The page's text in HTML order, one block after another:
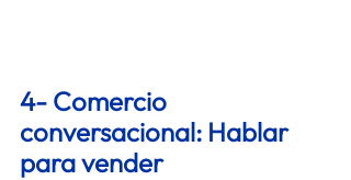
4- Comercio
conversacional: Hablar
para vender